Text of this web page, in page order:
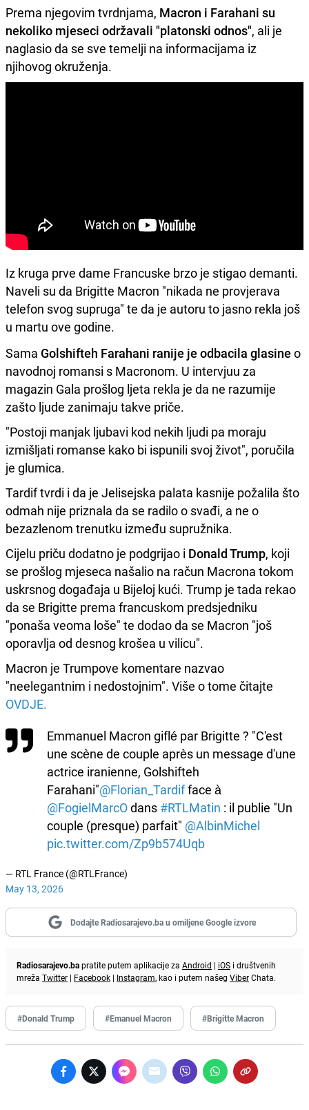
Prema njegovim tvrdnjama, Macron i Farahani su
nekoliko mjeseci održavali "platonski odnos", ali je
naglasio da se sve temelji na informacijama iz
njihovog okruženja.
Iz kruga prve dame Francuske brzo je stigao demanti.
Naveli su da Brigitte Macron "nikada ne provjerava
telefon svog supruga" te da je autoru to jasno rekla još
u martu ove godine.
Sama Golshifteh Farahani ranije je odbacila glasine o
navodnoj romansi s Macronom. U intervjuu za
magazin Gala prošlog ljeta rekla je da ne razumije
zašto ljude zanimaju takve priče.
"Postoji manjak ljubavi kod nekih ljudi pa moraju
izmišljati romanse kako bi ispunili svoj život", poručila
je glumica.
Tardif tvrdi i da je Jelisejska palata kasnije požalila što
odmah nije priznala da se radilo o svađi, a ne o
bezazlenom trenutku između supružnika.
Cijelu priču dodatno je podgrijao i Donald Trump, koji
se prošlog mjeseca našalio na račun Macrona tokom
uskrsnog događaja u Bijeloj kući. Trump je tada rekao
da se Brigitte prema francuskom predsjedniku
"ponaša veoma loše" te dodao da se Macron "još
oporavlja od desnog krošea u vilicu".
Macron je Trumpove komentare nazvao
"neelegantnim i nedostojnim". Više o tome čitajte
OVDJE.
Emmanuel Macron giflé par Brigitte ? "C'est
une scène de couple après un message d'une
actrice iranienne, Golshifteh
Farahani"@Florian_Tardifface à
@FogielMarcOdans #RTLMatin : il publie "Un
couple (presque) parfait" @AlbinMichel
pic.twitter.com/Zp9b574Uqb
— RTL France (@RTLFrance)
May 13, 2026
Dodajte Radiosarajevo.ba u omiljene Google izvore
Radiosarajevo.bapratite putem aplikacije za Android | iOS i društvenih
mreža Twitter | Facebook | Instagram, kao i putem našeg ViberChata.
#Donald Trump #Emanuel Macron #Brigitte Macron